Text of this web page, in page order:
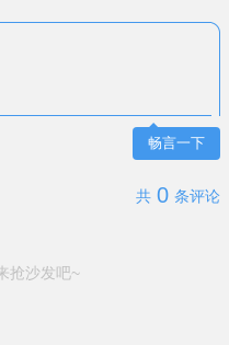
畅言一下
共 0 条评论
抢沙发吧~